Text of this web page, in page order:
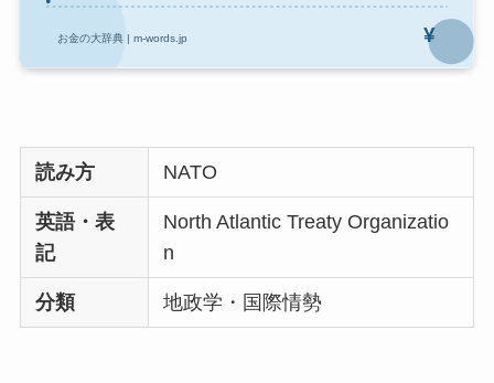
読み方 NATO
英語・表
記
North Atlantic Treaty Organizatio
n
分類 地政学・国際情勢